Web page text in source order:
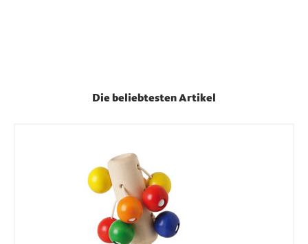
Die beliebtesten Artikel